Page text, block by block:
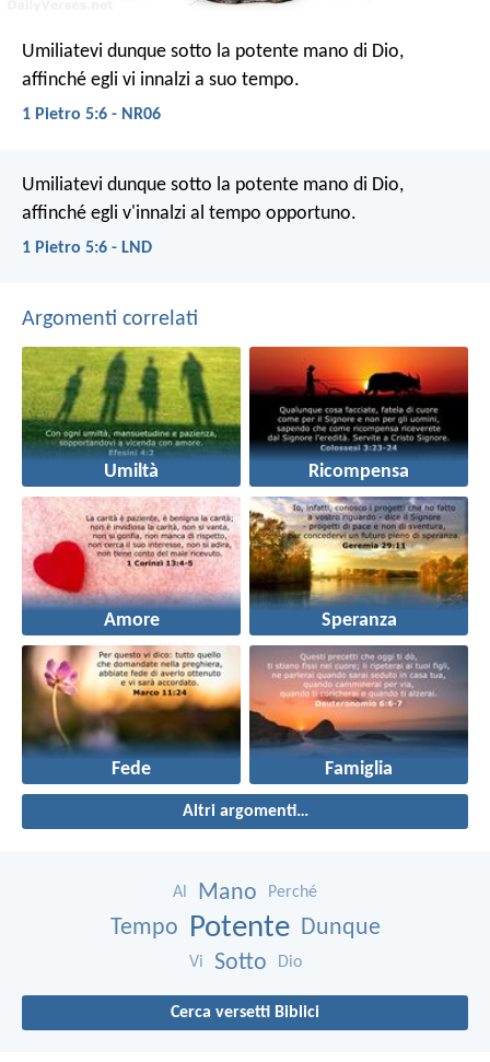
Umiliatevi dunque sotto la potente mano di Dio,
affinché egli vi innalzi a suo tempo.
1 Pietro 5:6 - NR06
Umiliatevi dunque sotto la potente mano di Dio,
affinché egli v'innalzi al tempo opportuno.
1 Pietro 5:6 - LND
Argomenti correlati
Umiltà Ricompensa
Amore Speranza
Fede Famiglia
Altri argomenti…
Al Mano Perché
Tempo Potente Dunque
Vi Sotto Dio
Cerca versetti Biblici